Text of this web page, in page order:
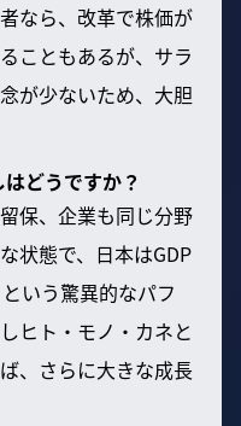
なら、改革で株価が
こともあるが、サラ
が少ないため、大胆
どうですか？
保、企業も同じ分野
状態で、日本はGDP
いう驚異的なパフ
ヒト・モノ・カネと
、さらに大きな成長